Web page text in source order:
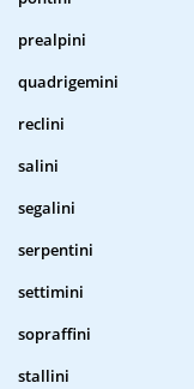
prealpini
quadrigemini
reclini
salini
segalini
serpentini
settimini
sopraffini
stallini